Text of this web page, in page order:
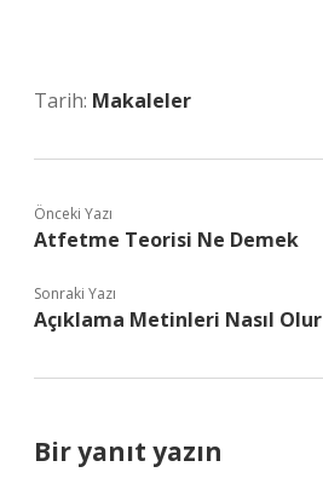
Tarih: Makaleler
Önceki Yazı
Atfetme Teorisi Ne Demek
Sonraki Yazı
Açıklama Metinleri Nasıl Olur
Bir yanıt yazın